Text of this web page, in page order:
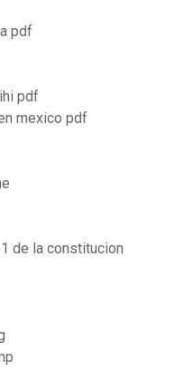
pdf
pdf
mexico pdf
de la constitucion